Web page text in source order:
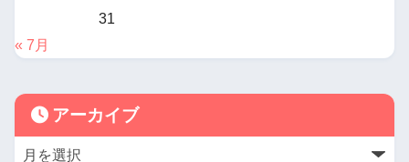
31
« 7月
アーカイブ